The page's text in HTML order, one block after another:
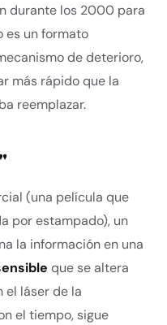
durante los 2000 para
es un formato
de deterioro,
más rápido que la
reemplazar.
(una película que
por estampado), un
la información en una
que se altera
el láser de la
el tiempo, sigue